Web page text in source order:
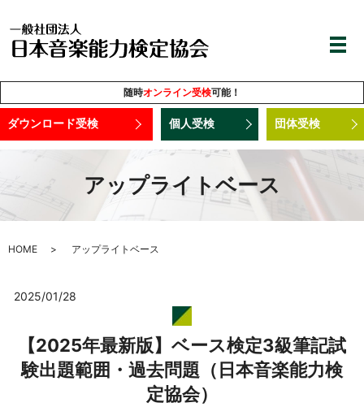
随時オンライン受検可能！
ダウンロード受検 個人受検 団体受検
アップライトベース
HOME アップライトベース
2025/01/28
【2025年最新版】ベース検定3級筆記試
験出題範囲・過去問題（日本音楽能力検
定協会）